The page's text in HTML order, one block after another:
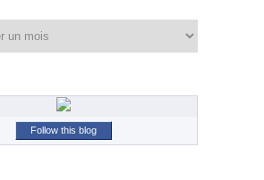
Follow this blog